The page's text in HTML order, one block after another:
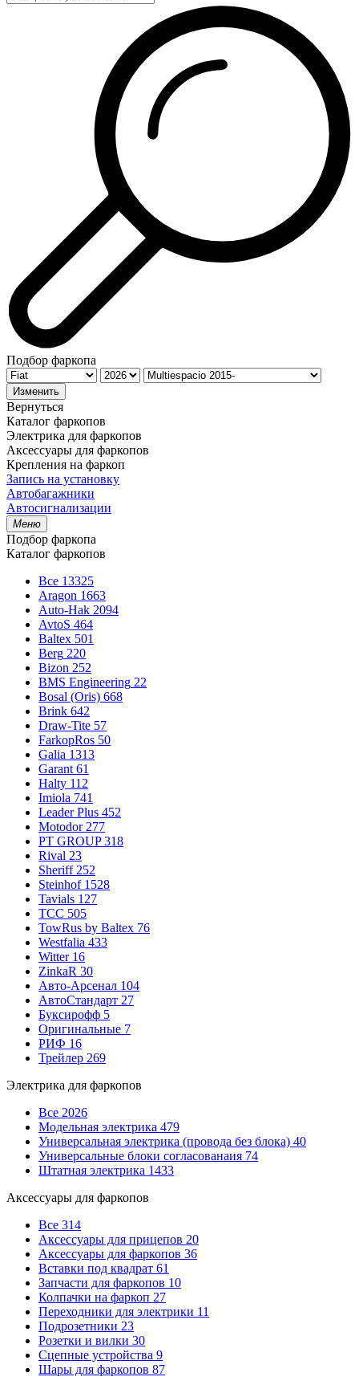
Подбор фаркопа
Изменить
Вернуться
Каталог фаркопов
Электрика для фаркопов
Аксессуары для фаркопов
Крепления на фаркоп
Запись на установку
Автобагажники
Автосигнализации
Меню
Подбор фаркопа
Каталог фаркопов
Все 13325
Aragon 1663
Auto-Hak 2094
AvtoS 464
Baltex 501
Berg 220
Bizon 252
BMS Engineering 22
Bosal (Oris) 668
Brink 642
Draw-Tite 57
FarkopRos 50
Galia 1313
Garant 61
Halty 112
Imiola 741
Leader Plus 452
Motodor 277
PT GROUP 318
Rival 23
Sheriff 252
Steinhof 1528
Tavials 127
TCC 505
TowRus by Baltex 76
Westfalia 433
Witter 16
ZinkaR 30
Авто-Арсенал 104
АвтоСтандарт 27
Буксирофф 5
Оригинальные 7
РИФ 16
Трейлер 269
Электрика для фаркопов
Все 2026
Модельная электрика 479
Универсальная электрика (провода без блока) 40
Универсальные блоки согласованаия 74
Штатная электрика 1433
Аксессуары для фаркопов
Все 314
Аксессуары для прицепов 20
Аксессуары для фаркопов 36
Вставки под квадрат 61
Запчасти для фаркопов 10
Колпачки на фаркоп 27
Переходники для электрики 11
Подрозетники 23
Розетки и вилки 30
Сцепные устройства 9
Шары для фаркопов 87